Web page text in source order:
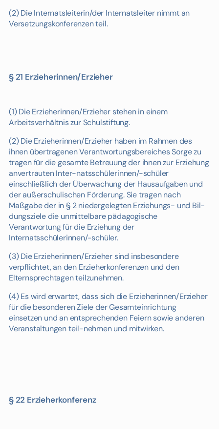
(2) Die Internatsleiterin/der Internatsleiter nimmt an
Versetzungskonferenzen teil.
§ 21 Erzieherinnen/Erzieher
(1) Die Erzieherinnen/Erzieher stehen in einem
Arbeitsverhältnis zur Schulstiftung.
(2) Die Erzieherinnen/Erzieher haben im Rahmen des
ihnen übertragenen Verantwortungsbereiches Sorge zu
tragen für die gesamte Betreuung der ihnen zur Erziehung
anvertrauten Inter-natsschülerinnen/-schüler
einschließlich der Überwachung der Hausaufgaben und
der außerschulischen Förderung. Sie tragen nach
Maßgabe der in § 2 niedergelegten Erziehungs- und Bil-
dungsziele die unmittelbare pädagogische
Verantwortung für die Erziehung der
Internatsschülerinnen/-schüler.
(3) Die Erzieherinnen/Erzieher sind insbesondere
verpflichtet, an den Erzieherkonferenzen und den
Elternsprechtagen teilzunehmen.
(4) Es wird erwartet, dass sich die Erzieherinnen/Erzieher
für die besonderen Ziele der Gesamteinrichtung
einsetzen und an entsprechenden Feiern sowie anderen
Veranstaltungen teil-nehmen und mitwirken.
§ 22 Erzieherkonferenz